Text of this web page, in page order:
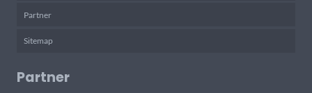
Partner
Sitemap
Partner